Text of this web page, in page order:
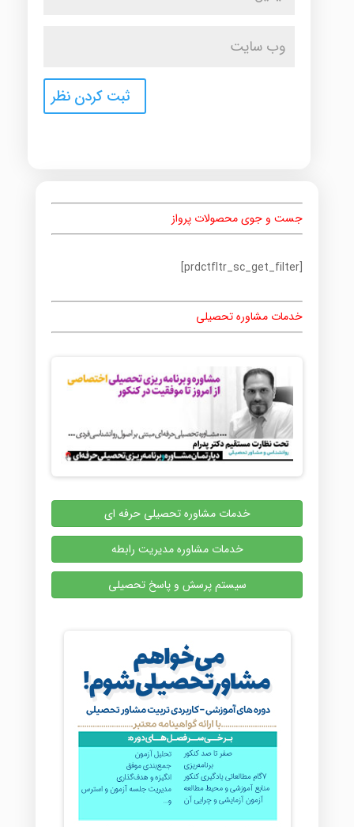
جست و جوی محصولات پرواز
[prdctfltr_sc_get_filter]
خدمات مشاوره تحصیلی
خدمات مشاوره تحصیلی حرفه ای
خدمات مشاوره مدیریت رابطه
سیستم پرسش و پاسخ تحصیلی